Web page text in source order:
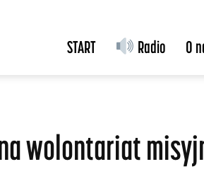
START Radio O
wolontariat